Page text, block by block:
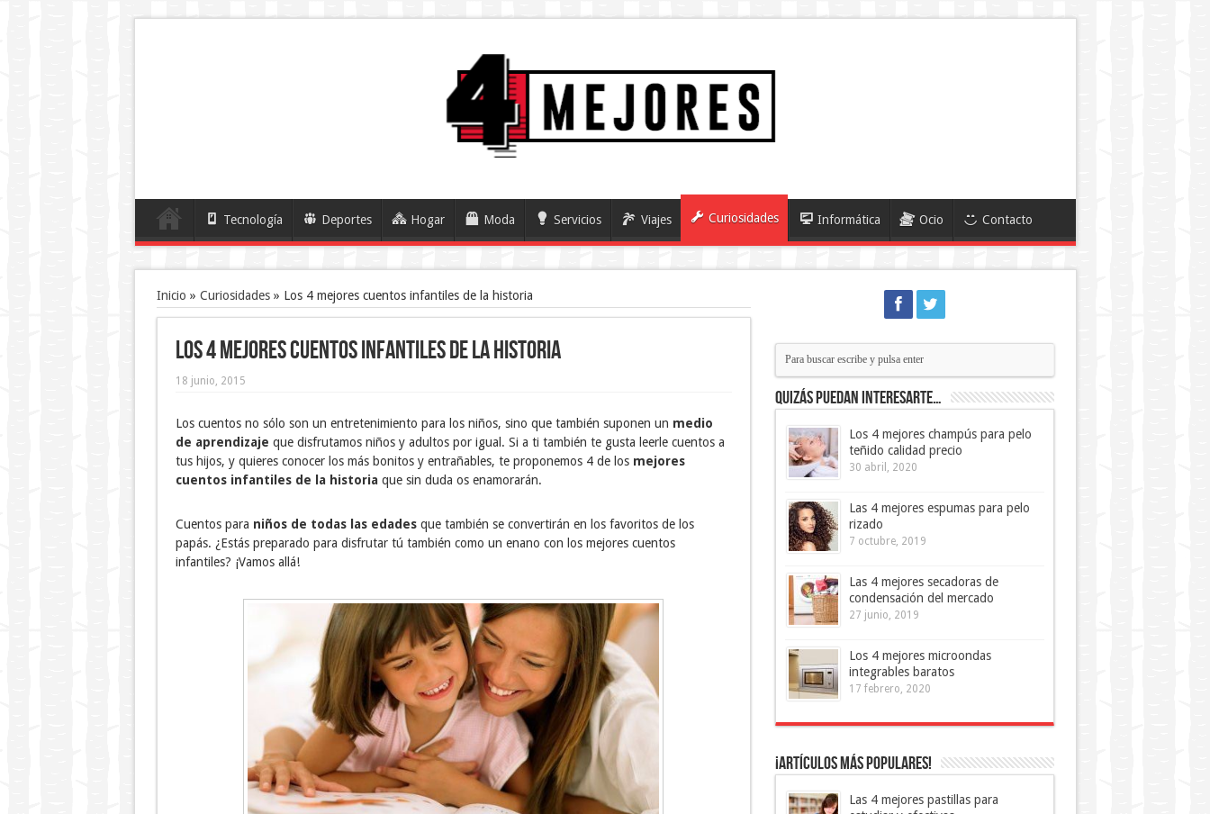
Tecnología Deportes Hogar Moda Servicios Viajes Curiosidades Informática Ocio Contacto
Inicio » Curiosidades» Los 4 mejores cuentos infantiles de la historia
Los 4 mejores cuentos infantiles de la historia
18 junio, 2015
Los cuentos no sólo son un entretenimiento para los niños, sino que también suponen un medio
de aprendizaje que disfrutamos niños y adultos por igual. Si a ti también te gusta leerle cuentos a
tus hijos, y quieres conocer los más bonitos y entrañables, te proponemos 4 de los mejores
cuentos infantiles de la historiaque sin duda os enamorarán.
Cuentos para niños de todas las edadesque también se convertirán en los favoritos de los
papás. ¿Estás preparado para disfrutar tú también como un enano con los mejores cuentos
infantiles? ¡Vamos allá!
Quizás puedan interesarte…
Los 4 mejores champús para pelo
teñido calidad precio
30 abril, 2020
Las 4 mejores espumas para pelo
rizado
7 octubre, 2019
Las 4 mejores secadoras de
condensación del mercado
27 junio, 2019
Los 4 mejores microondas
integrables baratos
17 febrero, 2020
¡Artículos más Populares!
Las 4 mejores pastillas para